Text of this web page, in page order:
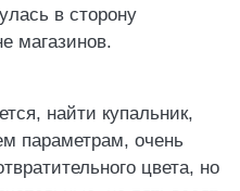
в сторону
магазинов.
найти купальник,
параметрам, очень
цвета, но